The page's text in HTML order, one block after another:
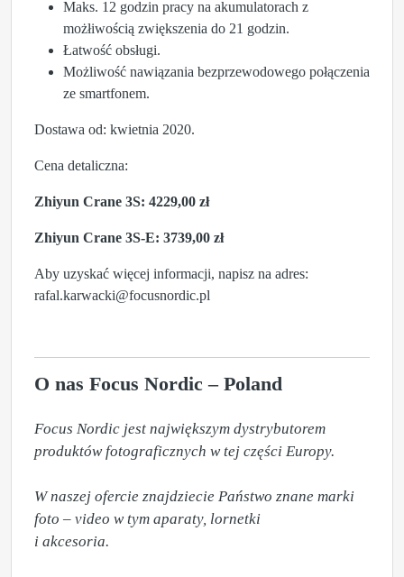
Maks. 12 godzin pracy na akumulatorach z
możłiwością zwiększenia do 21 godzin.
Łatwość obsługi.
Możliwość nawiązania bezprzewodowego połączenia
ze smartfonem.
Dostawa od: kwietnia 2020.
Cena detaliczna:
Zhiyun Crane 3S: 4229,00 zł
Zhiyun Crane 3S-E: 3739,00 zł
Aby uzyskać więcej informacji, napisz na adres:
rafal.karwacki@focusnordic.pl
O nas Focus Nordic – Poland
Focus Nordic jest największym dystrybutorem
produktów fotograficznych w tej części Europy.
W naszej ofercie znajdziecie Państwo znane marki
foto – video w tym aparaty, lornetki
i akcesoria.